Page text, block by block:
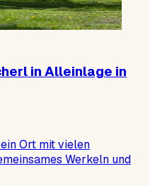
in Alleinlage in
Ort mit vielen
Werkeln und